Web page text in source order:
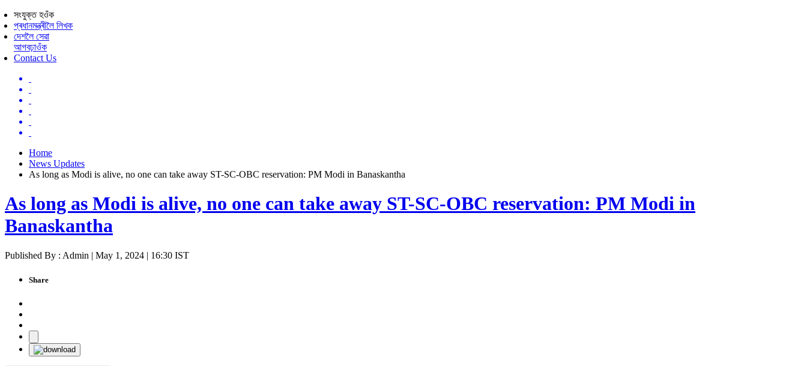
সংযুক্ত হওঁক
প্ৰধানমন্ত্ৰীলৈ লিখক
দেশলৈ সেৱা
আগবঢ়াওঁক
Contact Us
Home
News Updates
As long as Modi is alive, no one can take away ST-SC-OBC reservation: PM Modi in Banaskantha
As long as Modi is alive, no one can take away ST-SC-OBC reservation: PM Modi in
Banaskantha
Published By : Admin | May 1, 2024 | 16:30 IST
Share